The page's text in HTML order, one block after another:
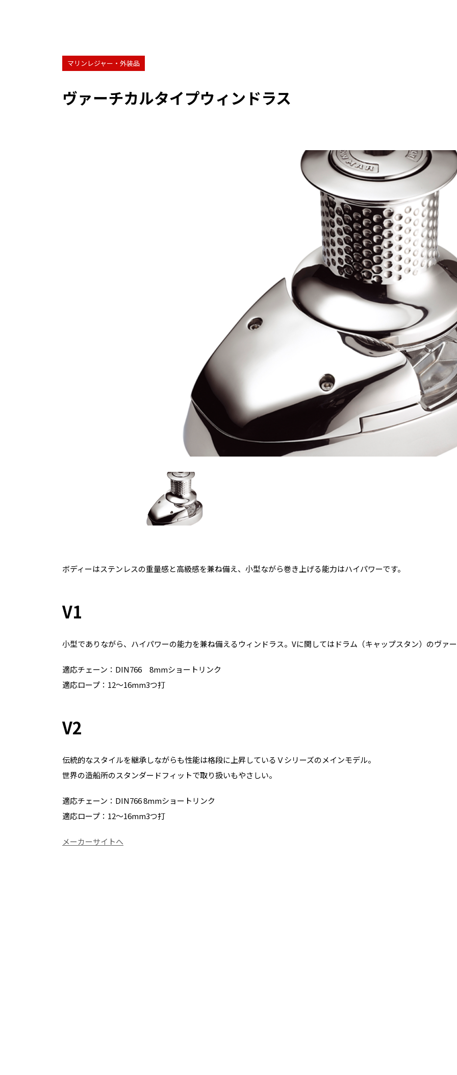
マリンレジャー・外装品
ヴァーチカルタイプウィンドラス
ボディーはステンレスの重量感と高級感を兼ね備え、小型ながら巻き上げる能力はハイパワーです。
V1
小型でありながら、ハイパワーの能力を兼ね備えるウィンドラス。Vに関してはドラム（キャップスタン）のヴァ
適応チェーン：DIN766 8mmショートリンク
適応ロープ：12～16mm3つ打
V2
伝統的なスタイルを継承しながらも性能は格段に上昇しているＶシリーズのメインモデル。
世界の造船所のスタンダードフィットで取り扱いもやさしい。
適応チェーン：DIN766 8mmショートリンク
適応ロープ：12～16mm3つ打
メーカーサイトへ